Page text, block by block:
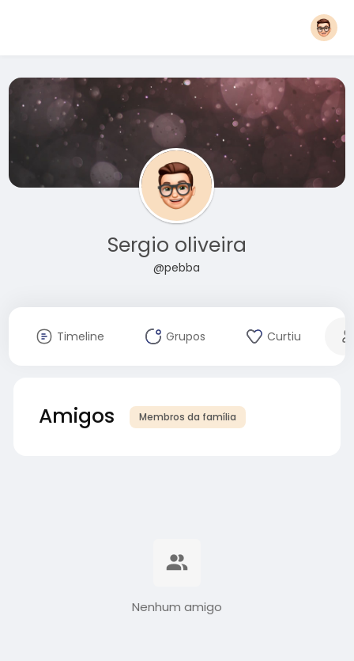
Sergio oliveira
@pebba
Timeline Grupos Curtiu
Amigos Membros da família
Nenhum amigo